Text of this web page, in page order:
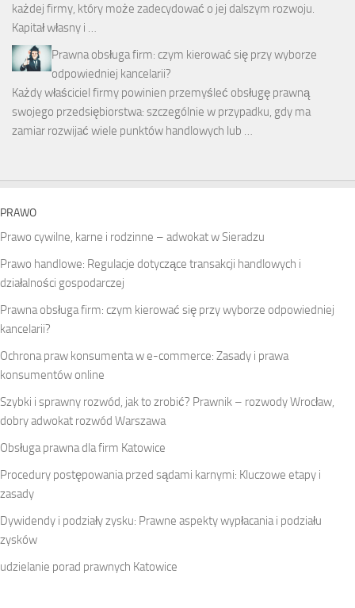
każdej firmy, który może zadecydować o jej dalszym rozwoju.
Kapitał własny i …
Prawna obsługa firm: czym kierować się przy wyborze
odpowiedniej kancelarii?
Każdy właściciel firmy powinien przemyśleć obsługę prawną
swojego przedsiębiorstwa: szczególnie w przypadku, gdy ma
zamiar rozwijać wiele punktów handlowych lub …
PRAWO
Prawo cywilne, karne i rodzinne – adwokat w Sieradzu
Prawo handlowe: Regulacje dotyczące transakcji handlowych i
działalności gospodarczej
Prawna obsługa firm: czym kierować się przy wyborze odpowiedniej
kancelarii?
Ochrona praw konsumenta w e-commerce: Zasady i prawa
konsumentów online
Szybki i sprawny rozwód, jak to zrobić? Prawnik – rozwody Wrocław,
dobry adwokat rozwód Warszawa
Obsługa prawna dla firm Katowice
Procedury postępowania przed sądami karnymi: Kluczowe etapy i
zasady
Dywidendy i podziały zysku: Prawne aspekty wypłacania i podziału
zysków
udzielanie porad prawnych Katowice